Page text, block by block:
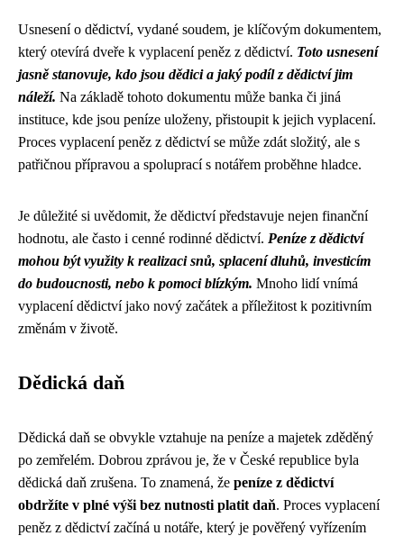
Usnesení o dědictví, vydané soudem, je klíčovým dokumentem,
který otevírá dveře k vyplacení peněz z dědictví. Toto usnesení
jasně stanovuje, kdo jsou dědici a jaký podíl z dědictví jim
náleží. Na základě tohoto dokumentu může banka či jiná
instituce, kde jsou peníze uloženy, přistoupit k jejich vyplacení.
Proces vyplacení peněz z dědictví se může zdát složitý, ale s
patřičnou přípravou a spoluprací s notářem proběhne hladce.
Je důležité si uvědomit, že dědictví představuje nejen finanční
hodnotu, ale často i cenné rodinné dědictví. Peníze z dědictví
mohou být využity k realizaci snů, splacení dluhů, investicím
do budoucnosti, nebo k pomoci blízkým. Mnoho lidí vnímá
vyplacení dědictví jako nový začátek a příležitost k pozitivním
změnám v životě.
Dědická daň
Dědická daň se obvykle vztahuje na peníze a majetek zděděný
po zemřelém. Dobrou zprávou je, že v České republice byla
dědická daň zrušena. To znamená, že peníze z dědictví
obdržíte v plné výši bez nutnosti platit daň. Proces vyplacení
peněz z dědictví začíná u notáře, který je pověřený vyřízením